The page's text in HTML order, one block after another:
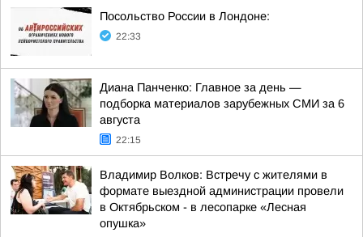
Посольство России в Лондоне:
22:33
Диана Панченко: Главное за день —
подборка материалов зарубежных СМИ за 6
августа
22:15
Владимир Волков: Встречу с жителями в
формате выездной администрации провели
в Октябрьском - в лесопарке «Лесная
опушка»